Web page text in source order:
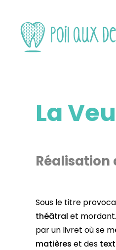
La
Réalisation
Sous le titre
théâtral et
par un livret où se
matières et des